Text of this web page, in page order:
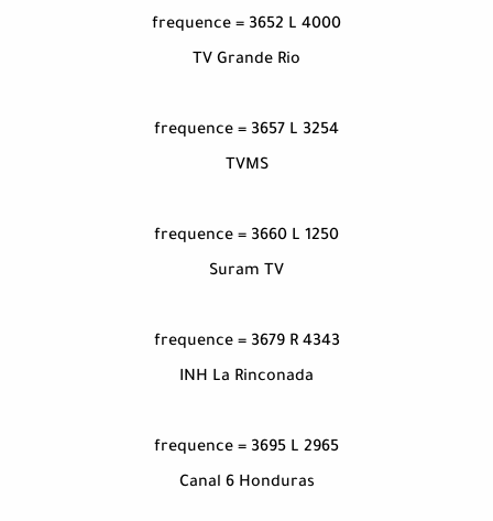
frequence = 3652 L 4000
TV Grande Rio
frequence = 3657 L 3254
TVMS
frequence = 3660 L 1250
Suram TV
frequence = 3679 R 4343
INH La Rinconada
frequence = 3695 L 2965
Canal 6 Honduras